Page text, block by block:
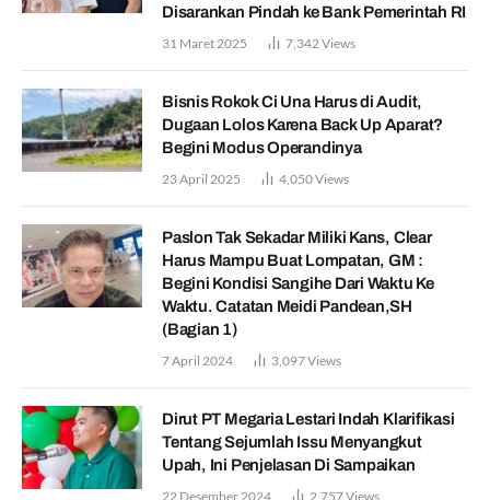
Disarankan Pindah ke Bank Pemerintah RI
31 Maret 2025 7,342Views
Bisnis Rokok Ci Una Harus di Audit,
Dugaan Lolos Karena Back Up Aparat?
Begini Modus Operandinya
23 April 2025 4,050Views
Paslon Tak Sekadar Miliki Kans, Clear
Harus Mampu Buat Lompatan, GM :
Begini Kondisi Sangihe Dari Waktu Ke
Waktu. Catatan Meidi Pandean,SH
(Bagian 1)
7 April 2024 3,097Views
Dirut PT Megaria Lestari Indah Klarifikasi
Tentang Sejumlah Issu Menyangkut
Upah, Ini Penjelasan Di Sampaikan
22 Desember 2024 2,757Views